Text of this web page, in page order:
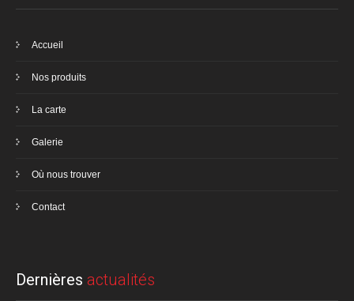
Accueil
Nos produits
La carte
Galerie
Où nous trouver
Contact
Dernières actualités